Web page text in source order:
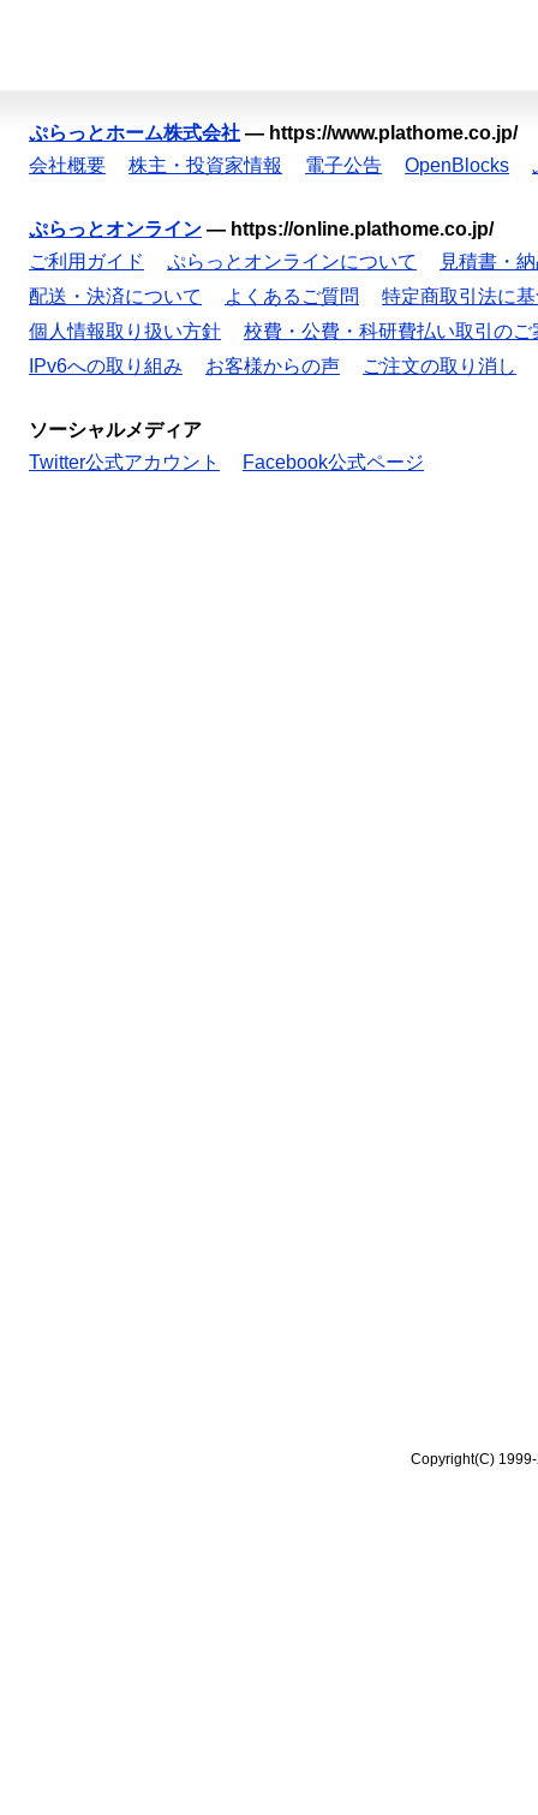
ぷらっとホーム株式会社 — https://www.plathome.co.jp/
会社概要
株主・投資家情報 電子公告 OpenBlocks
ぷらっとオンライン — https://online.plathome.co.jp/
ご利用ガイド
ぷらっとオンラインについて
見積書・
配送・決済について
よくあるご質問
特定商取引法に
個人情報取り扱い方針
校費・公費・科研費払い取引のご
IPv6への取り組み
お客様からの声 ご注文の取り消し
ソーシャルメディア
Twitter公式アカウント
Facebook公式ページ
Copyright(C)